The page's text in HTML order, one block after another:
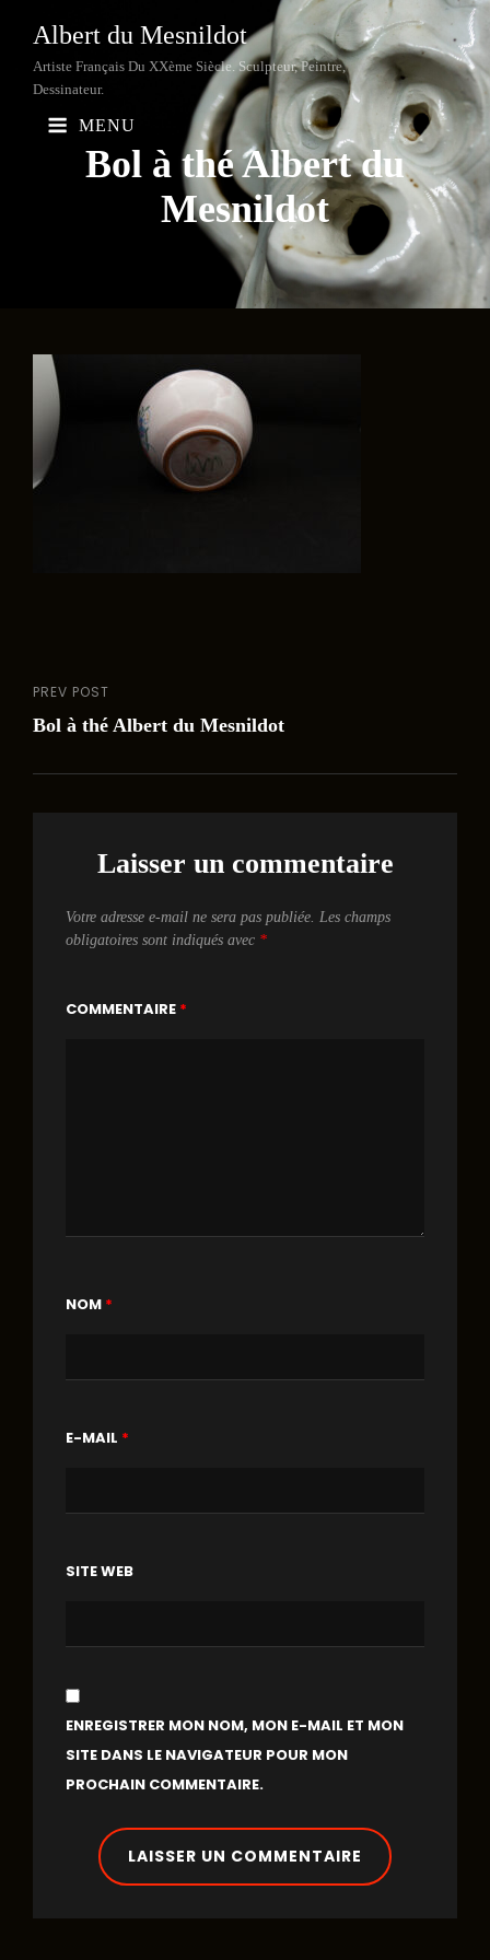
Albert du Mesnildot
Artiste Français Du XXème Siècle. Sculpteur, Peintre,
Dessinateur.
MENU
Bol à thé Albert du
Mesnildot
Navigation
Previous
Post
PREV POST
Bol à thé Albert du Mesnildot
Laisser un commentaire
Votre adresse e-mail ne sera pas publiée. Les champs
obligatoires sont indiqués avec *
COMMENTAIRE *
NOM *
E-MAIL *
SITE WEB
ENREGISTRER MON NOM, MON E-MAIL ET MON
SITE DANS LE NAVIGATEUR POUR MON
PROCHAIN COMMENTAIRE.